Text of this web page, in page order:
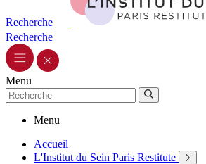
Recherche
Recherche
Menu
Menu
Accueil
L'Institut du Sein Paris Restitute